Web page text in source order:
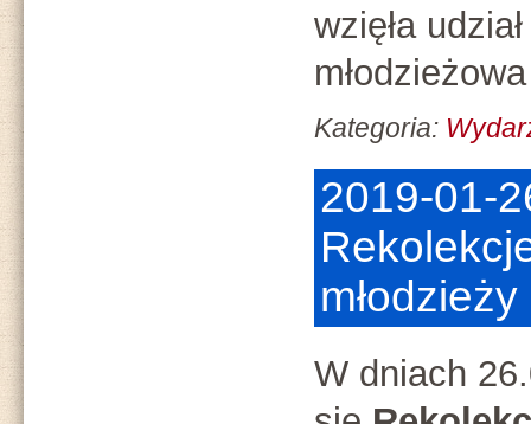
wzięła
Kategoria:
2019-01-
W dniach